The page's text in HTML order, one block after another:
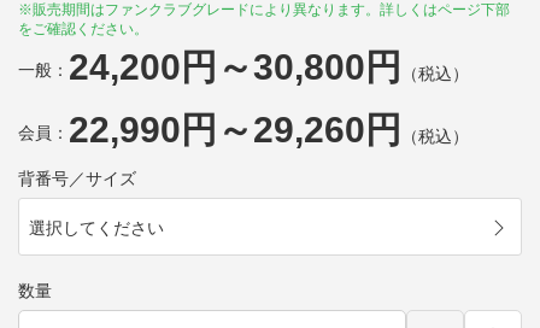
※販売期間はファンクラブグレードにより異なります。詳しくはページ下部
をご確認ください。
一般： 24,200円～30,800円 （税込）
会員： 22,990円～29,260円 （税込）
背番号／サイズ
選択してください
数量